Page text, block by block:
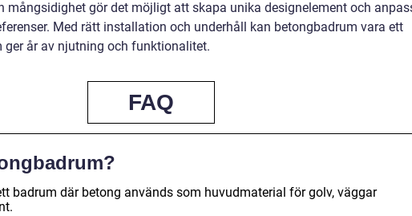
mångsidighet gör det möjligt att skapa unika designelement och
Med rätt installation och underhåll kan betongbadrum vara ett
ger år av njutning och funktionalitet.
FAQ
badrum där betong används som huvudmaterial för golv, väggar